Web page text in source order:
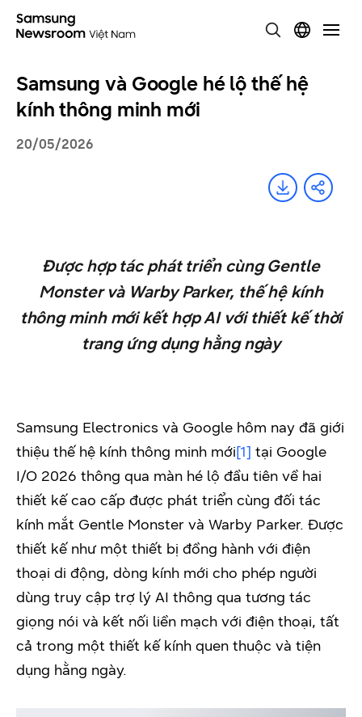
Samsung và Google hé lộ thế hệ
kính thông minh mới
20/05/2026
Được hợp tác phát triển cùng Gentle
Monster và Warby Parker, thế hệ kính
thông minh mới kết hợp AI với thiết kế thời
trang ứng dụng hằng ngày
Samsung Electronics và Google hôm nay đã giới
thiệu thế hệ kính thông minh mới[1] tại Google
I/O 2026 thông qua màn hé lộ đầu tiên về hai
thiết kế cao cấp được phát triển cùng đối tác
kính mắt Gentle Monster và Warby Parker. Được
thiết kế như một thiết bị đồng hành với điện
thoại di động, dòng kính mới cho phép người
dùng truy cập trợ lý AI thông qua tương tác
giọng nói và kết nối liền mạch với điện thoại, tất
cả trong một thiết kế kính quen thuộc và tiện
dụng hằng ngày.